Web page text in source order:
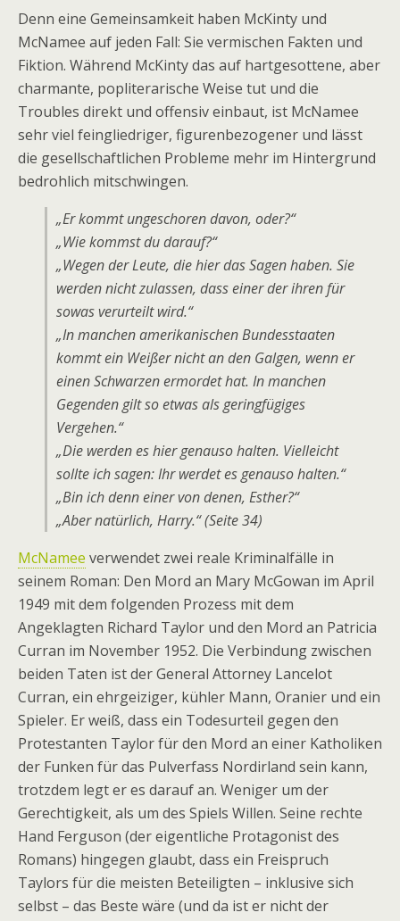
Denn eine Gemeinsamkeit haben McKinty und
McNamee auf jeden Fall: Sie vermischen Fakten und
Fiktion. Während McKinty das auf hartgesottene, aber
charmante, popliterarische Weise tut und die
Troubles direkt und offensiv einbaut, ist McNamee
sehr viel feingliedriger, figurenbezogener und lässt
die gesellschaftlichen Probleme mehr im Hintergrund
bedrohlich mitschwingen.
„Er kommt ungeschoren davon, oder?“
„Wie kommst du darauf?“
„Wegen der Leute, die hier das Sagen haben. Sie
werden nicht zulassen, dass einer der ihren für
sowas verurteilt wird.“
„In manchen amerikanischen Bundesstaaten
kommt ein Weißer nicht an den Galgen, wenn er
einen Schwarzen ermordet hat. In manchen
Gegenden gilt so etwas als geringfügiges
Vergehen.“
„Die werden es hier genauso halten. Vielleicht
sollte ich sagen: Ihr werdet es genauso halten.“
„Bin ich denn einer von denen, Esther?“
„Aber natürlich, Harry.“ (Seite 34)
McNamee verwendet zwei reale Kriminalfälle in
seinem Roman: Den Mord an Mary McGowan im April
1949 mit dem folgenden Prozess mit dem
Angeklagten Richard Taylor und den Mord an Patricia
Curran im November 1952. Die Verbindung zwischen
beiden Taten ist der General Attorney Lancelot
Curran, ein ehrgeiziger, kühler Mann, Oranier und ein
Spieler. Er weiß, dass ein Todesurteil gegen den
Protestanten Taylor für den Mord an einer Katholiken
der Funken für das Pulverfass Nordirland sein kann,
trotzdem legt er es darauf an. Weniger um der
Gerechtigkeit, als um des Spiels Willen. Seine rechte
Hand Ferguson (der eigentliche Protagonist des
Romans) hingegen glaubt, dass ein Freispruch
Taylors für die meisten Beteiligten – inklusive sich
selbst – das Beste wäre (und da ist er nicht der